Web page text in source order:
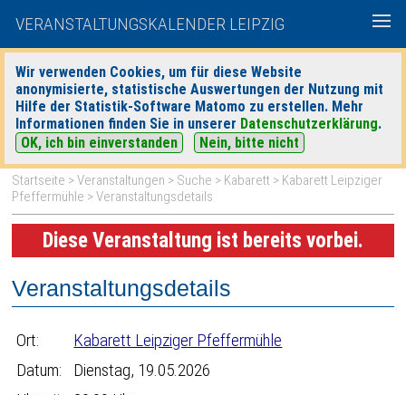
VERANSTALTUNGSKALENDER LEIPZIG
Wir verwenden Cookies, um für diese Website
anonymisierte, statistische Auswertungen der Nutzung mit
Hilfe der Statistik-Software Matomo zu erstellen. Mehr
Informationen finden Sie in unserer Datenschutzerklärung.
OK, ich bin einverstanden
Nein, bitte nicht
heute|morgen| Detaillierte Suche
Startseite >Veranstaltungen > Suche > Kabarett > Kabarett Leipziger
Pfeffermühle > Veranstaltungsdetails
Diese Veranstaltung ist bereits vorbei.
Veranstaltungsdetails
Ort:
Kabarett Leipziger Pfeffermühle
Datum:
Dienstag, 19.05.2026